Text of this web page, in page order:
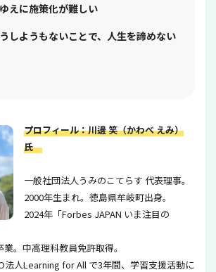
えに施策化が難しい
しようもないことで、人生を諦めない
プロフィール：川邊 笑（かわべ えみ）
氏
一般社団法人うみのこてらす 代表理事。
2000年生まれ。徳島県牟岐町出身。
2024年「Forbes JAPAN いま注目の
。中高理科教員免許取得。
法人Learning for All で3年間、学習支援活動に